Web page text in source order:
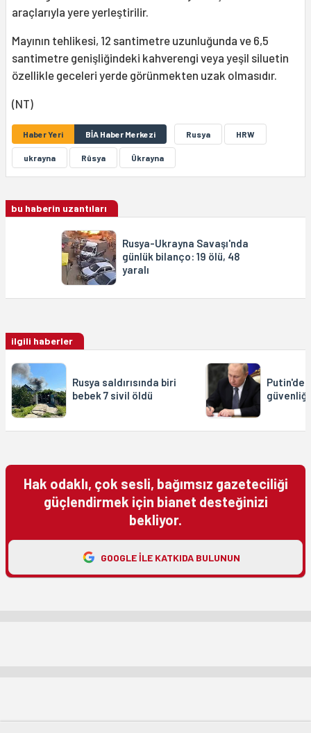
araçlarıyla yere yerleştirilir.
Mayının tehlikesi, 12 santimetre uzunluğunda ve 6,5
santimetre genişliğindeki kahverengi veya yeşil siluetin
özellikle geceleri yerde görünmekten uzak olmasıdır.
(NT)
Haber Yeri BİA Haber Merkezi Rusya HRW
ukrayna Rûsya Ûkrayna
bu haberin uzantıları
Rusya-Ukrayna Savaşı'nda
günlük bilanço: 19 ölü, 48
yaralı
ilgili haberler
Rusya saldırısında biri
bebek 7 sivil öldü
Hak odaklı, çok sesli, bağımsız gazeteciliği
güçlendirmek için bianet desteğinizi
bekliyor.
GOOGLE ILE KATKIDA BULUNUN